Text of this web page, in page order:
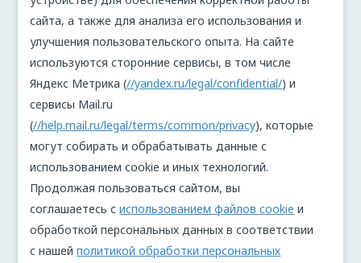
сайта, а также для анализа его использования и
улучшения пользовательского опыта. На сайте
используются сторонние сервисы, в том числе
Яндекс Метрика (//yandex.ru/legal/confidential/) и
сервисы Mail.ru
(//help.mail.ru/legal/terms/common/privacy), которые
могут собирать и обрабатывать данные с
использованием cookie и иных технологий.
Продолжая пользоваться сайтом, вы
соглашаетесь сиспользованием файлов cookie и
обработкой персональных данных в соответствии
с нашейполитикой обработки персональных